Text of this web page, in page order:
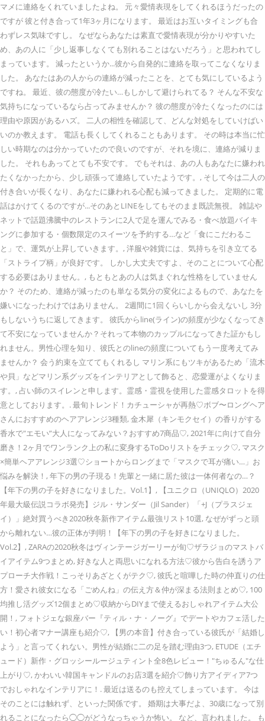
マメに連絡をくれていましたよね。 元々愛情表現をしてくれるほうだったの
ですが 彼と付き合って1年3ヶ月になります。 最近はお互いタイミングも合
わずレス気味ですし。 なぜならあなたは素直で愛情表現が分かりやすいた
め、あの人に「少し返事しなくても別れることはないだろう」と思われてし
まっています。 減ったというか...彼から自発的に連絡を取ってこなくなりま
した。 あなたはあの人からの連絡が減ったことを、とても気にしているよう
ですね。 最近、彼の態度が冷たい…もしかして避けられてる？ そんな不安な
気持ちになっているなら占ってみませんか？ 彼の態度が冷たくなったのには
理由や原因があるハズ。 二人の相性を確認して、どんな対処をしていけばい
いのか教えます。 電話も長くしてくれることもあります。 その時は本当に忙
しい時期なのは分かっていたので良いのですが、それを境に、連絡が減りま
した。 それもあってとても不安です。 でもそれは、あの人もあなたに嫌われ
たくなかったから、少し頑張って連絡していたようです。, そして今は二人の
付き合いが長くなり、あなたに嫌われる心配も減ってきました。 定期的に電
話はかけてくるのですが...そのあとLINEをしてもそのまま既読無視。 雑誌や
ネットで話題沸騰中のレストランに2人で足を運んでみる・食べ放題バイキ
ングに参加する・個数限定のスイーツを予約する…など「食にこだわるこ
と」で、運気が上昇していきます。, 洋服や雑貨には、気持ちを引き立てる
「ストライプ柄」が良好です。 しかし大丈夫ですよ、そのことについて心配
する必要はありません。, もともとあの人は気まぐれな性格をしていません
か？ そのため、連絡が減ったのも単なる気分の変化によるもので、あなたを
嫌いになったわけではありません。 2週間に1回くらいしから会えないし 3分
もしないうちに返してきます。 彼氏からline(ライン)の頻度が少なくなってき
て不安になっていませんか？それって本物のカップルになってきた証かもし
れません。男性心理を知り、彼氏とのlineの頻度についてもう一度考えてみ
ませんか？ 会う約束を立ててもくれるし マリン系にもツキがあるため「流木
や貝」などマリン系グッズをインテリアとして飾ると、恋愛運がよくなりま
す。, 占い師のスイレンと申します。霊感・霊視を使用した霊感タロットを得
意としております。. 最旬トレンド！カチューシャが再熱♡ボブ〜ロングヘア
さんにおすすめのヘアアレンジ3種類, 金木犀（キンモクセイ）の香りがする
香水で"エモい”大人になってみない？おすすめ7商品♡, 2021年に向けて自分
磨き！2ヶ月でワンランク上の私に変身するToDoリストをチェック♡, マスク
×簡単ヘアアレンジ3選♡ショートからロングまで「マスクで耳が痛い…」お
悩みを解決！, 年下の男の子現る！先輩と一緒に居た彼は一体何者なの…？
【年下の男の子を好きになりました。Vol.1】, 【ユニクロ（UNIQLO）2020
年最大級伝説コラボ発売】ジル・サンダー（Jil Sander）「+J（プラスジェ
イ）」絶対買うべき2020秋冬新作アイテム最強リスト10選, なぜがずっと頭
から離れない…彼の正体が判明！【年下の男の子を好きになりました。
Vol.2】, ZARAの2020秋冬はヴィンテージガーリーが旬♡ザラジョのマストバ
イアイテム9つまとめ, 好きな人と両思いになれる方法♡彼から告白を誘うア
プローチ大作戦！こっそりあざとくがテク♡, 彼氏と喧嘩した時の仲直りの仕
方！愛され彼女になる「ごめんね」の伝え方＆仲が深まる法則まとめ♡, 100
均推し活グッズ12個まとめ♡収納からDIYまで使えるおしゃれアイテム大公
開！, フォトジェな銀座バー『ティル・ナ・ノーグ』でデートやカフェ活した
い！初心者マナー講座も紹介♡, 【男の本音】付き合っている彼氏が「結婚し
よう」と言ってくれない。男性が結婚に二の足を踏む理由3つ, ETUDE（エチ
ュード）新作・グロッシールージュティント全8色レビュー！"ちゅるん"な仕
上がり♡, かわいい韓国キャンドルのお店3選を紹介♡飾り方アイディア7つ
でおしゃれなインテリアに！. 最近は送るのも控えてしまっています。 今は
そのことには触れず、といった関係です。 婚期は大事だよ、30歳になって別
れることになったら◯◯がどうなっちゃうか怖い。 など、言われました。 も